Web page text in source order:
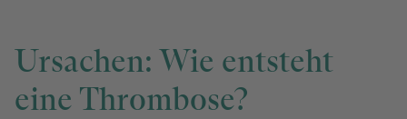
Ursachen: Wie entsteht
eine Thrombose?